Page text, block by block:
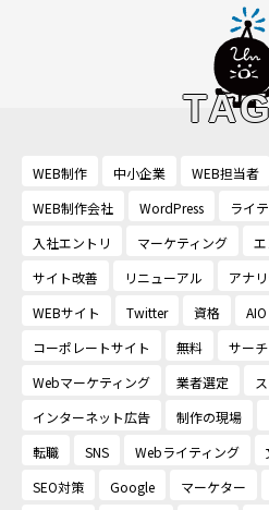
WEB制作 中小企業 WEB担当者
WEB制作会社
WordPress ライ
入社エントリ
マーケティング
サイト改善
リニューアル アナ
WEBサイト
Twitter 資格 AIO
コーポレートサイト
無料 サー
Webマーケティング
業者選定
インターネット広告
制作の現場
転職
SNS Webライティング
SEO対策
Google マーケター